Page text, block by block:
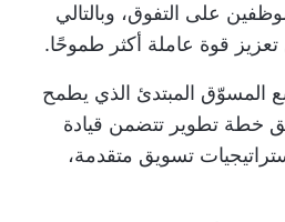
على التفوق، وبالتالي
قوة عاملة أكثر طموحًا.
المسوّق المبتدئ الذي يطمح
خطة تطوير تتضمن قيادة
تسويق متقدمة،